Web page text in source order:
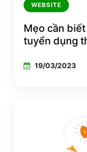
WEBSITE
Mẹo cần
tuyển dụng
19/03/2023